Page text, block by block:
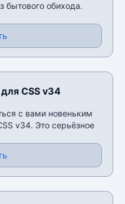
бытового обихода.
CSS v34
с вами новеньким
v34. Это серьёзное